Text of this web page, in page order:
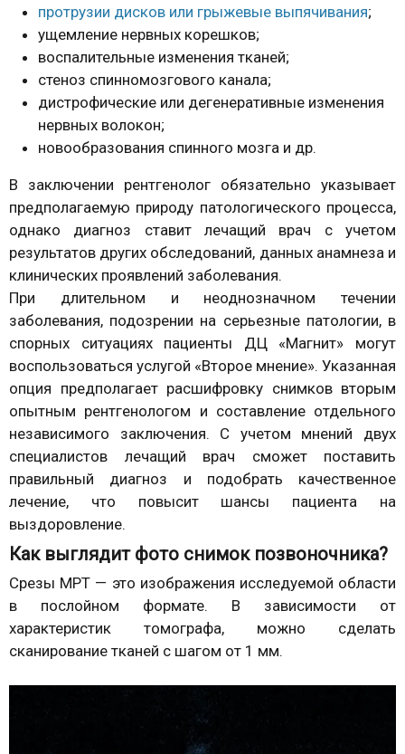
протрузии дисков или грыжевые выпячивания;
ущемление нервных корешков;
воспалительные изменения тканей;
стеноз спинномозгового канала;
дистрофические или дегенеративные изменения
нервных волокон;
новообразования спинного мозга и др.
В заключении рентгенолог обязательно указывает
предполагаемую природу патологического процесса,
однако диагноз ставит лечащий врач с учетом
результатов других обследований, данных анамнеза и
клинических проявлений заболевания.
При длительном и неоднозначном течении
заболевания, подозрении на серьезные патологии, в
спорных ситуациях пациенты ДЦ «Магнит» могут
воспользоваться услугой «Второе мнение». Указанная
опция предполагает расшифровку снимков вторым
опытным рентгенологом и составление отдельного
независимого заключения. С учетом мнений двух
специалистов лечащий врач сможет поставить
правильный диагноз и подобрать качественное
лечение, что повысит шансы пациента на
выздоровление.
Как выглядит фото снимок позвоночника?
Срезы МРТ — это изображения исследуемой области
в послойном формате. В зависимости от
характеристик томографа, можно сделать
сканирование тканей с шагом от 1 мм.